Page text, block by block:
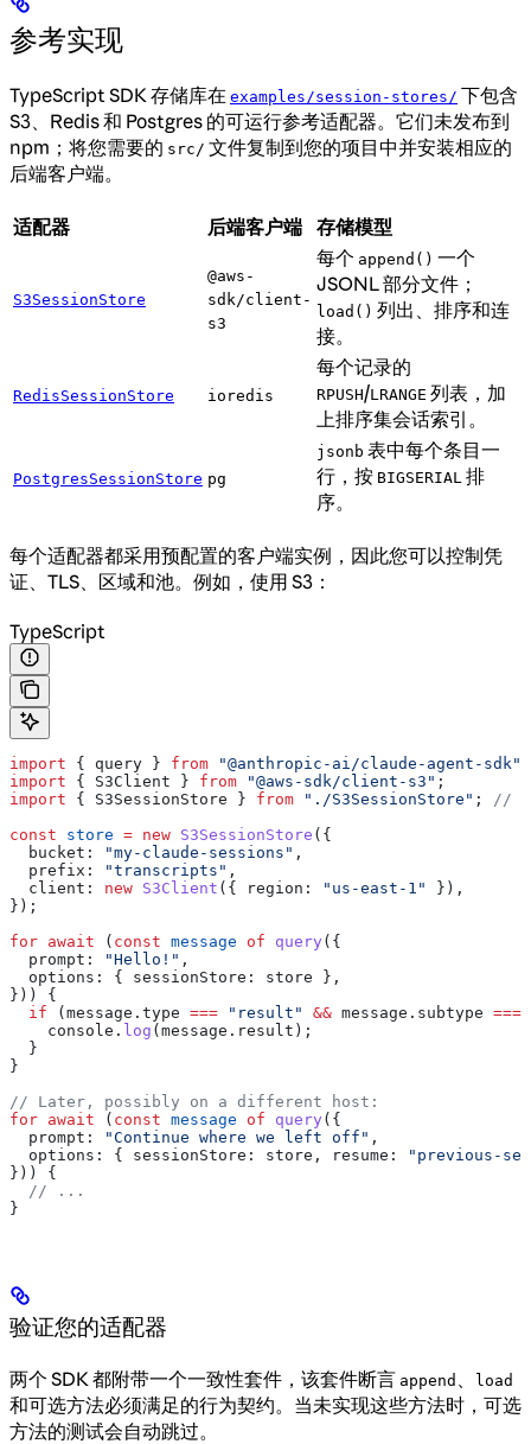
参考实现
TypeScript SDK 存储库在 examples/session-stores/ 下包含
S3、Redis 和 Postgres 的可运行参考适配器。它们未发布到
npm；将您需要的 src/ 文件复制到您的项目中并安装相应的
后端客户端。
适配器 后端客户端 存储模型
S3SessionStore
@aws-
sdk/client-
s3
每个 append() 一个
JSONL 部分文件；
load() 列出、排序和连
接。
RedisSessionStore ioredis
每个记录的
RPUSH/LRANGE 列表，加
上排序集会话索引。
PostgresSessionStore pg
jsonb 表中每个条目一
行，按 BIGSERIAL 排
序。
每个适配器都采用预配置的客户端实例，因此您可以控制凭
证、TLS、区域和池。例如，使用 S3：
TypeScript
import { query } from "@anthropic-ai/claude-agent-sdk"
import { S3Client } from "@aws-sdk/client-s3" ;
import { S3SessionStore } from "./S3SessionStore" ;
//
const store = new S3SessionStore ({
  bucket:
"my-claude-sessions" ,
  prefix:
"transcripts" ,
  client:
new S3Client ({ region: "us-east-1"
}),
});
for await ( const message of query ({
  prompt:
"Hello!" ,
  options:
{ sessionStore: store },
})) {
  if
( message . type === "result" && message . subtype ===
    console
. log ( message . result );
  }
}
// Later, possibly on a different host:
for await ( const message of query ({
  prompt:
"Continue where we left off" ,
  options:
{ sessionStore: store , resume:
"previous-
})) {
  // ...
}
验证您的适配器
两个 SDK 都附带一个一致性套件，该套件断言 append load
和可选方法必须满足的行为契约。当未实现这些方法时，可选
方法的测试会自动跳过。